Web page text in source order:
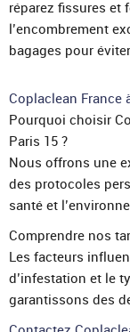
réparez fissures et
l’encombrement
bagages pour
Coplaclean France
Pourquoi choisir
Paris 15 ?
Nous offrons une
des protocoles
santé et
Comprendre nos
Les facteurs
d’infestation et le
garantissons des